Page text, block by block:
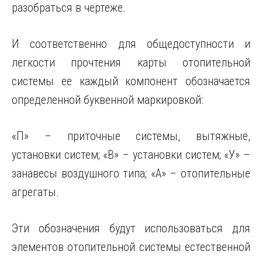
разобраться в чертеже.
И соответственно для общедоступности и
легкости прочтения карты отопительной
системы ее каждый компонент обозначается
определенной буквенной маркировкой:
«П» – приточные системы, вытяжные,
установки систем; «В» – установки систем; «У» –
занавесы воздушного типа; «А» – отопительные
агрегаты.
Эти обозначения будут использоваться для
элементов отопительной системы естественной